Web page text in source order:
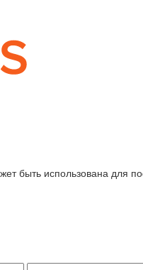
быть использована для